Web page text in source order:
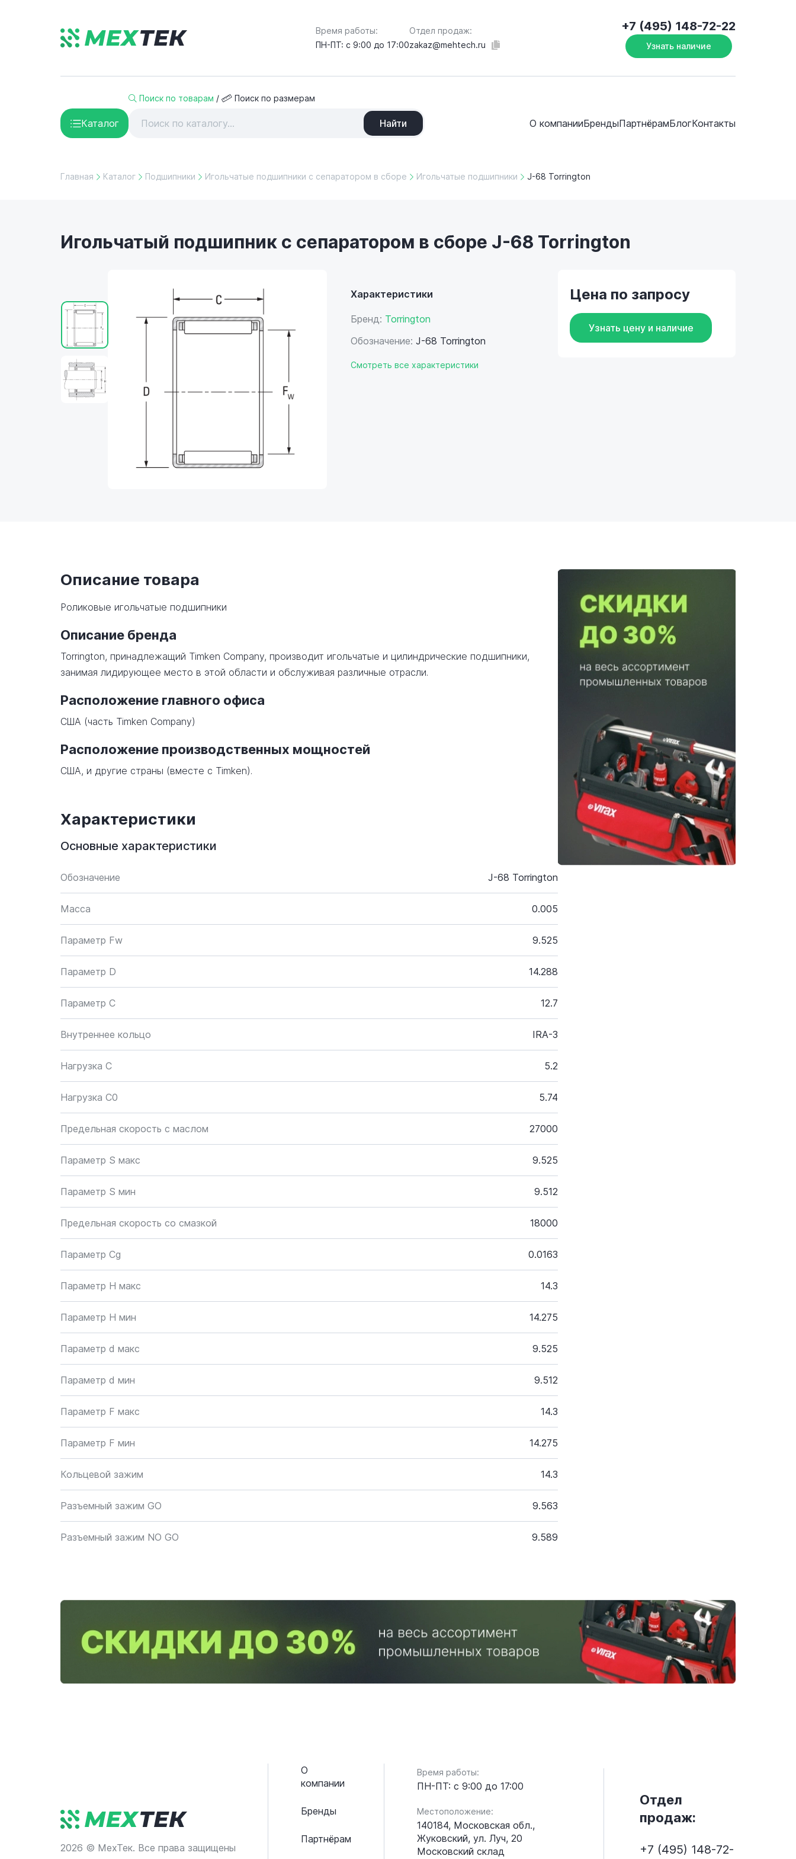
Время работы:
ПН-ПТ: с 9:00 до 17:00
Отдел продаж:
zakaz@mehtech.ru
+7 (495) 148-72-22
Узнать наличие
Каталог
Поиск по товарам / Поиск по размерам
Найти О компанииБрендыПартнёрамБлогКонтакты
Главная Каталог Подшипники Игольчатые подшипники с сепаратором в сборе Игольчатые подшипники J-68 Torrington
Игольчатый подшипник с сепаратором в сборе J-68 Torrington
Характеристики
Бренд: Torrington
Обозначение: J-68 Torrington
Смотреть все характеристики
Цена по запросу
Узнать цену и наличие
Описание товара
Роликовые игольчатые подшипники
Описание бренда
Torrington, принадлежащий Timken Company, производит игольчатые и цилиндрические подшипники,
занимая лидирующее место в этой области и обслуживая различные отрасли.
Расположение главного офиса
США (часть Timken Company)
Расположение производственных мощностей
США, и другие страны (вместе с Timken).
Характеристики
Основные характеристики
Обозначение J-68 Torrington
Масса 0.005
Параметр Fw 9.525
Параметр D 14.288
Параметр C 12.7
Внутреннее кольцо IRA-3
Нагрузка C 5.2
Нагрузка C0 5.74
Предельная скорость с маслом 27000
Параметр S макс 9.525
Параметр S мин 9.512
Предельная скорость со смазкой 18000
Параметр Cg 0.0163
Параметр H макс 14.3
Параметр H мин 14.275
Параметр d макс 9.525
Параметр d мин 9.512
Параметр F макс 14.3
Параметр F мин 14.275
Кольцевой зажим 14.3
Разъемный зажим GO 9.563
Разъемный зажим NO GO 9.589
2026 © МехТек. Все права защищены
О
компании
Бренды
Партнёрам
Время работы:
ПН-ПТ: с 9:00 до 17:00
Местоположение:
140184, Московская обл.,
Жуковский, ул. Луч, 20
Московский склад
Отдел
продаж:
+7 (495) 148-72-